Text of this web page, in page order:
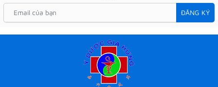
Trái nhàu có tác dụng nhuận tràng, làm thuốc
thũng, đau gân, đái đường (đái tháo). Nướng chín
ĐĂNG KÝ